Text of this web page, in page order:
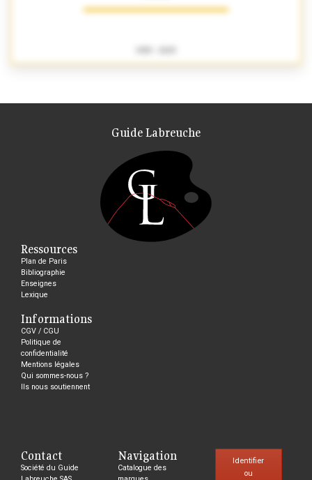
Guide Labreuche
Ressources
Plan de Paris
Bibliographie
Enseignes
Lexique
Informations
CGV / CGU
Politique de
confidentialité
Mentions légales
Qui sommes-nous ?
Ils nous soutiennent
Contact
Société du Guide
Navigation
Catalogue des
Identifier
ou